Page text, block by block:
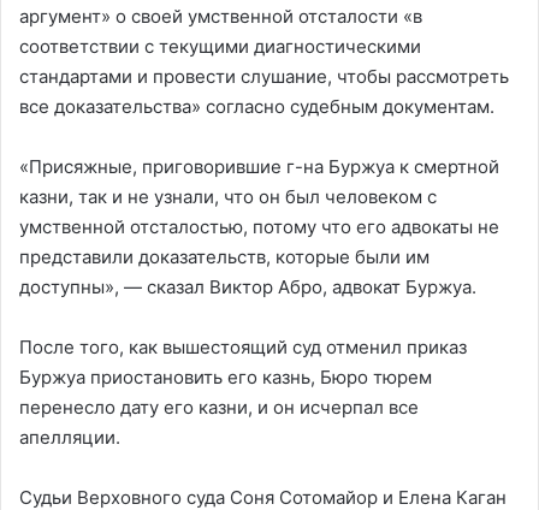
аргумент» о своей умственной отсталости «в
соответствии с текущими диагностическими
стандартами и провести слушание, чтобы рассмотреть
все доказательства» согласно судебным документам.
«Присяжные, приговорившие г-на Буржуа к смертной
казни, так и не узнали, что он был человеком с
умственной отсталостью, потому что его адвокаты не
представили доказательств, которые были им
доступны», — сказал Виктор Абро, адвокат Буржуа.
После того, как вышестоящий суд отменил приказ
Буржуа приостановить его казнь, Бюро тюрем
перенесло дату его казни, и он исчерпал все
апелляции.
Судьи Верховного суда Соня Сотомайор и Елена Каган